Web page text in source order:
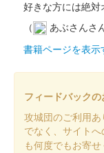
沼田城跡
販売終了
沼田城跡
販売終了
好きな方には絶対
（
あぶさんさ
書籍ページを表示
フィードバック
攻城団のご利用
でなく、サイト
も何度でもお寄せ